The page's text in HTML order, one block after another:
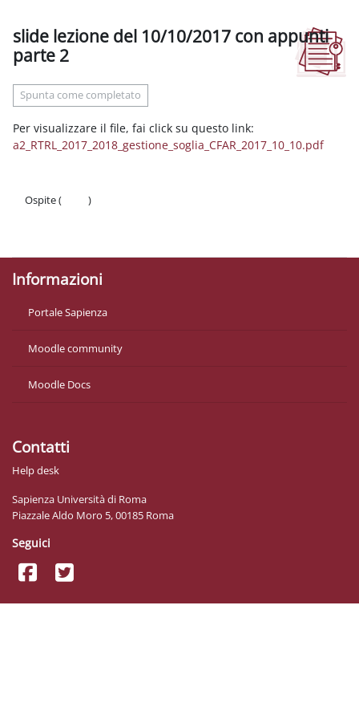
slide lezione del 10/10/2017 con appunti
parte 2
Spunta come completato
Per visualizzare il file, fai click su questo link:
a2_RTRL_2017_2018_gestione_soglia_CFAR_2017_10_10.pdf
Ospite (
)
Informazioni
Portale Sapienza
Moodle community
Moodle Docs
Contatti
Help desk
Sapienza Università di Roma
Piazzale Aldo Moro 5, 00185 Roma
Seguici